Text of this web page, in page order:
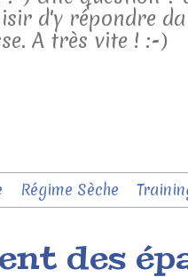
d'y répondre
A très vite ! :-)
Régime Sèche
des